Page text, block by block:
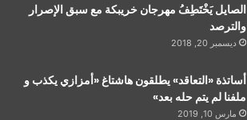
الصايل يَخْتَطِفُ مهرجان خريبكة مع سبق الإصرار
والترصد
ديسمبر 20, 2018
أساتذة «التعاقد» يطلقون هاشتاغ «أمزازي يكذب و
ملفنا لم يتم حله بعد»
مارس 10, 2019